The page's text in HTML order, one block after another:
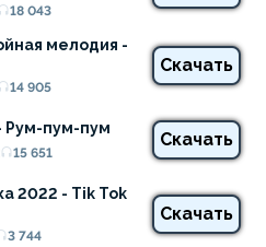
18 043
мелодия -
14 905
Скачать
Рум-пум-пум
15 651
Скачать
2022 - Tik Tok
3 744
Скачать